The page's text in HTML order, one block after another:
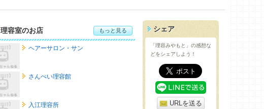
理容室のお店 もっと見る
ヘアーサロン・サン
さんぺい理容館
入江理容所
シェア
「理容みやもと」の感想な
どをシェアしよう！
URLを送る